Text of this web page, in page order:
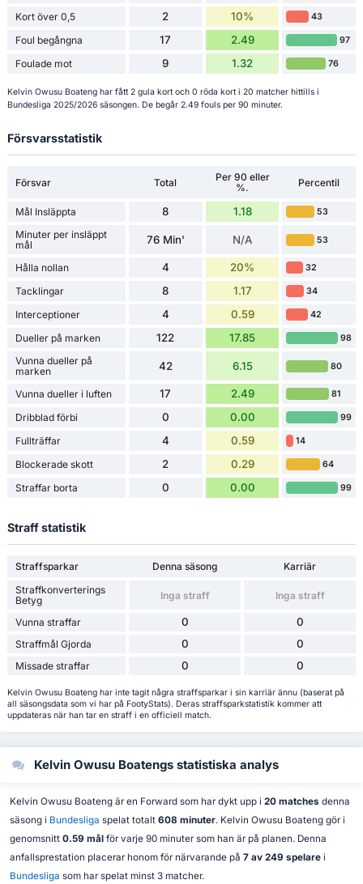
Kort över 0,5 2 10% 43
Foul begångna 17 2.49 97
Foulade mot 9 1.32 76
Kelvin Owusu Boateng har fått 2 gula kort och 0 röda kort i 20 matcher hittills i
Bundesliga 2025/2026 säsongen. De begår 2.49 fouls per 90 minuter.
Försvarsstatistik
Försvar Total
Per 90 eller
%.
Percentil
Mål Insläppta 8 1.18 53
Minuter per insläppt
mål
76 Min' N/A 53
Hålla nollan 4 20% 32
Tacklingar 8 1.17 34
Interceptioner 4 0.59 42
Dueller på marken 122 17.85 98
Vunna dueller på
marken
42 6.15 80
Vunna dueller i luften 17 2.49 81
Dribblad förbi 0 0.00 99
Fullträffar 4 0.59 14
Blockerade skott 2 0.29 64
Straffar borta 0 0.00 99
Straff statistik
Straffsparkar Denna säsong
Karriär
Straffkonverterings
Betyg
Inga straff Inga straff
Vunna straffar 0 0
Straffmål Gjorda 0 0
Missade straffar 0 0
Kelvin Owusu Boateng har inte tagit några straffsparkar i sin karriär ännu (baserat på
all säsongsdata som vi har på FootyStats). Deras straffsparkstatistik kommer att
uppdateras när han tar en straff i en officiell match.
Kelvin Owusu Boatengs statistiska analys
Kelvin Owusu Boateng är en Forward som har dykt upp i 20 matches denna
säsong i Bundesliga spelat totalt 608 minuter. Kelvin Owusu Boateng gör i
genomsnitt 0.59 mål för varje 90 minuter som han är på planen. Denna
anfallsprestation placerar honom för närvarande på 7 av 249 spelare i
Bundesliga som har spelat minst 3 matcher.